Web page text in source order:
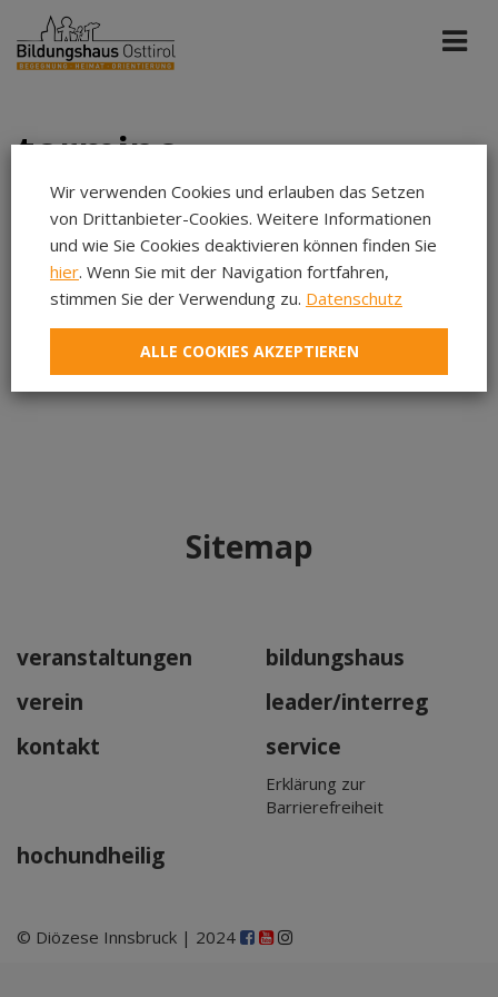
termine
Bildung St. Michael Mai 2027
Aug 2026
Sep 2026
Okt 2026
Nov 2026
Apr 2027
Mai 2027
In diesem Zeitraum wurden keine Veranstaltungen
Sitemap
veranstaltungen
bildungshaus
verein
leader/interreg
kontakt
service
Erklärung zur
Barrierefreiheit
hochundheilig
© Diözese Innsbruck | 2024
Wir verwenden Cookies und erlauben das Setzen
von Drittanbieter-Cookies. Weitere Informationen
und wie Sie Cookies deaktivieren können finden Sie
hier. Wenn Sie mit der Navigation fortfahren,
stimmen Sie der Verwendung zu. Datenschutz
ALLE COOKIES AKZEPTIEREN